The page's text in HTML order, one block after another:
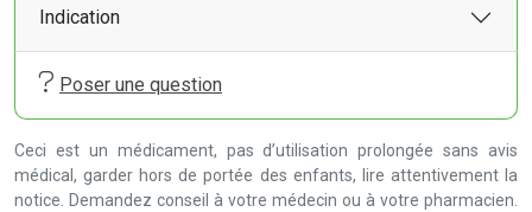
Indication
Poser une question
Ceci est un médicament, pas d’utilisation prolongée sans avis
médical, garder hors de portée des enfants, lire attentivement la
notice. Demandez conseil à votre médecin ou à votre pharmacien.